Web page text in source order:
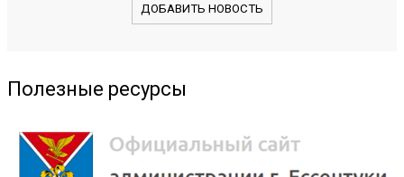
ДОБАВИТЬ НОВОСТЬ
Полезные ресурсы